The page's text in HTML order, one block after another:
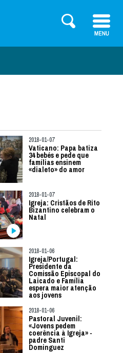
2018-01-07
Vaticano: Papa batiza
34 bebés e pede que
famílias ensinem
«dialeto» do amor
2018-01-07
Igreja: Cristãos de Rito
Bizantino celebram o
Natal
2018-01-06
Igreja/Portugal:
Presidente da
Comissão Episcopal do
Laicado e Família
espera maior atenção
aos jovens
2018-01-06
Pastoral Juvenil:
«Jovens pedem
coerência à Igreja» -
padre Santi
Dominguez